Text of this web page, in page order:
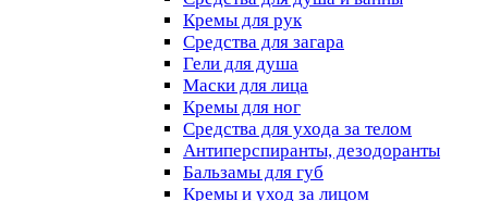
Кремы для рук
Средства для загара
Гели для душа
Маски для лица
Кремы для ног
Средства для ухода за телом
Антиперспиранты, дезодоранты
Бальзамы для губ
Кремы и уход за лицом